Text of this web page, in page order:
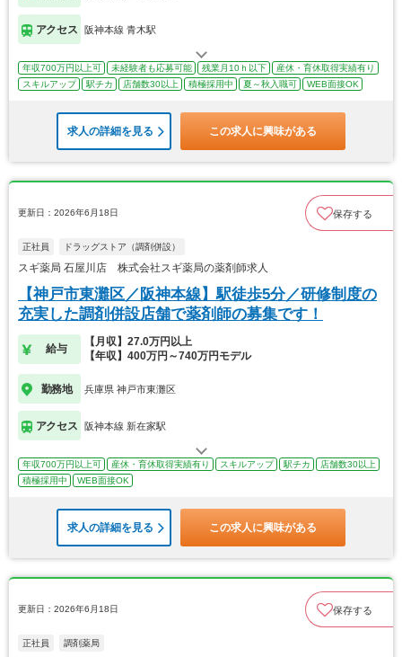
アクセス 阪神本線 青木駅
年収700万円以上可 未経験者も応募可能 残業月10ｈ以下
産休・育休取得実績有り
スキルアップ
駅チカ 店舗数30以上 積極採用中 夏～秋入職可 WEB面接OK
求人の詳細を見る この求人に興味がある
更新日：2026年6月18日 保存する
正社員 ドラッグストア（調剤併設）
スギ薬局 石屋川店 株式会社スギ薬局の薬剤師求人
【神戸市東灘区／阪神本線】駅徒歩5分／研修制度の
充実した調剤併設店舗で薬剤師の募集です！
給与
【月収】27.0万円以上
【年収】400万円～740万円モデル
勤務地 兵庫県 神戸市東灘区
アクセス 阪神本線 新在家駅
年収700万円以上可 産休・育休取得実績有り スキルアップ 駅チカ
店舗数30以上
積極採用中
WEB面接OK
求人の詳細を見る この求人に興味がある
更新日：2026年6月18日 保存する
正社員 調剤薬局